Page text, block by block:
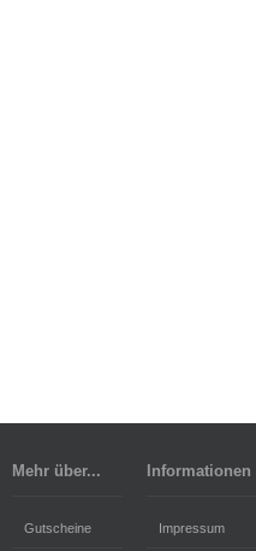
Mehr über...
Gutscheine
Informationen
Impressum